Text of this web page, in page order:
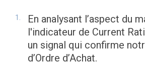
En analysant l’aspect du
l'indicateur de Current
un signal qui confirme
d’Ordre d’Achat.